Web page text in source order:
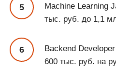
Machine Learning
тыс. руб. до 1,1
Backend
600 тыс. руб. на